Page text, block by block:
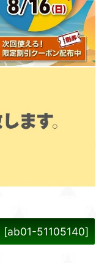
[ab01-51105140]